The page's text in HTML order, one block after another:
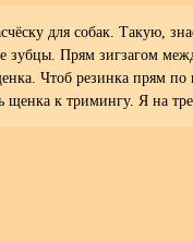
для собак. Такую,
зубцы. Прям зигзагом
Чтоб резинка прям
щенка к тримингу. Я на